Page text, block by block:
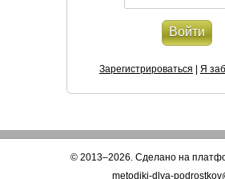
Войти
Зарегистрироваться Я
© 2013–2026. Сделано на
metodiki-dlya-